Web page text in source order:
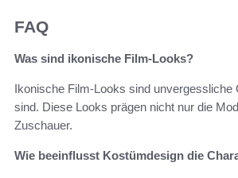
FAQ
Was sind ikonische Film-Looks?
Ikonische Film-Looks sind
sind. Diese Looks prägen nicht nur die
Zuschauer.
Wie beeinflusst Kostümdesign die